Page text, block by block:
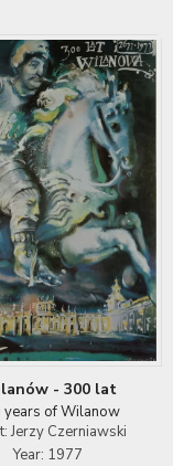
- 300 lat
years of Wilanow
Jerzy Czerniawski
Year: 1977